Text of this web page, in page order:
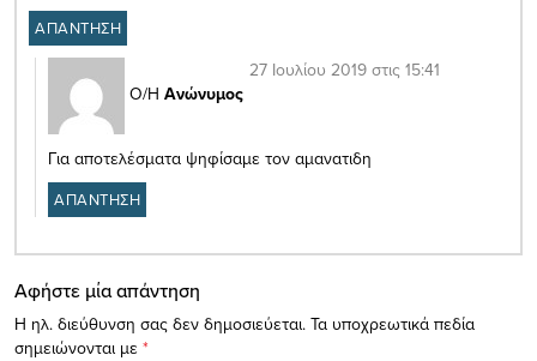
ΑΠΑΝΤΗΣΗ
Ο/Η Ανώνυμος
27 Ιουλίου 2019 στις 15:41
Για αποτελέσματα ψηφίσαμε τον αμανατιδη
ΑΠΑΝΤΗΣΗ
Αφήστε μία απάντηση
Η ηλ. διεύθυνση σας δεν δημοσιεύεται. Τα υποχρεωτικά πεδία
σημειώνονται με *